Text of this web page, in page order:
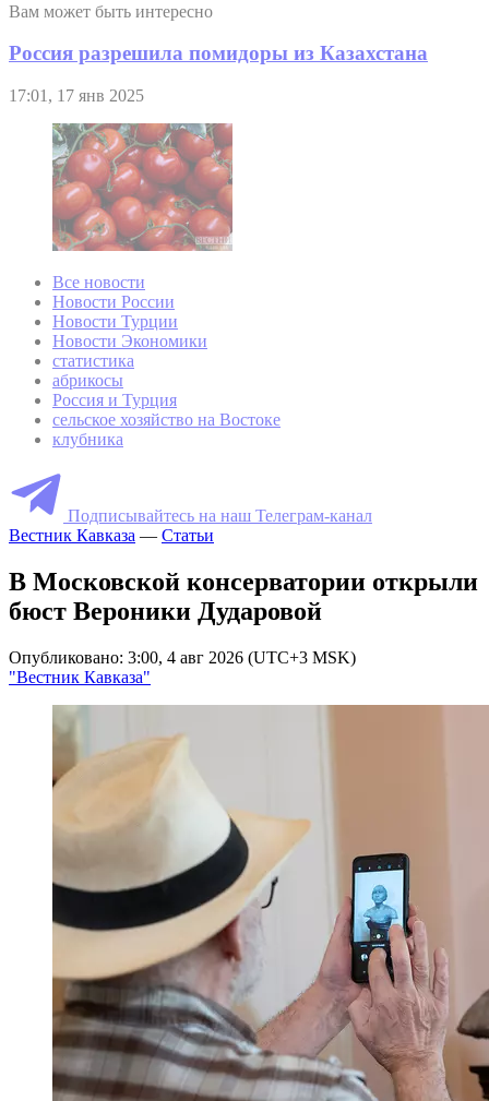
Вам может быть интересно
Россия разрешила помидоры из Казахстана
17:01, 17 янв 2025
Все новости
Новости России
Новости Турции
Новости Экономики
статистика
абрикосы
Россия и Турция
сельское хозяйство на Востоке
клубника
Подписывайтесь на наш Телеграм-канал
Вестник Кавказа — Статьи
В Московской консерватории открыли
бюст Вероники Дударовой
Опубликовано: 3:00, 4 авг 2026 (UTC+3 MSK)
"Вестник Кавказа"